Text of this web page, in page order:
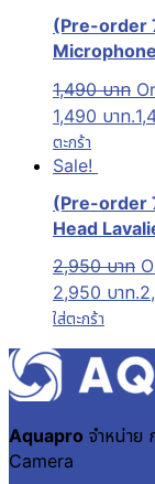
(Pre-order
1,490บาท
1,490 บาท.
ตะกร้า
Sale!
(Pre-order
Head
2,950บาท
2,950 บาท.
ใส่ตะกร้า
Aquapro จำหน่าย
Camera